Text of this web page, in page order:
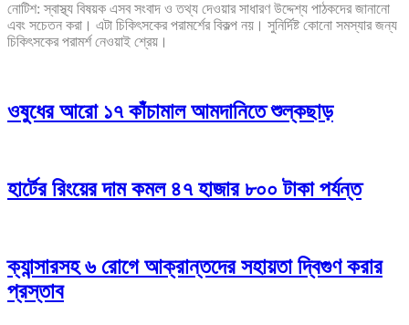
নোটিশ: স্বাস্থ্য বিষয়ক এসব সংবাদ ও তথ্য দেওয়ার সাধারণ উদ্দেশ্য পাঠকদের জানানো
এবং সচেতন করা। এটা চিকিৎসকের পরামর্শের বিকল্প নয়। সুনির্দিষ্ট কোনো সমস্যার জন্য
চিকিৎসকের পরামর্শ নেওয়াই শ্রেয়।
ওষুধের আরো ১৭ কাঁচামাল আমদানিতে শুল্কছাড়
হার্টের রিংয়ের দাম কমল ৪৭ হাজার ৮০০ টাকা পর্যন্ত
ক্যান্সারসহ ৬ রোগে আক্রান্তদের সহায়তা দ্বিগুণ করার
প্রস্তাব